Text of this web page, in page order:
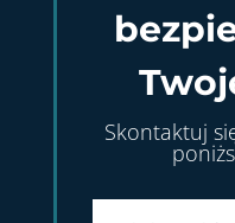
Skontaktuj